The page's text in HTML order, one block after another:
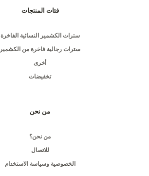
فئات المنتجات
سترات الكشمير النسائية الفاخرة
سترات رجالية فاخرة من الكشمير
أخرى
تخفيضات
من نحن
من نحن؟
للاتصال
الخصوصية وسياسة الاستخدام